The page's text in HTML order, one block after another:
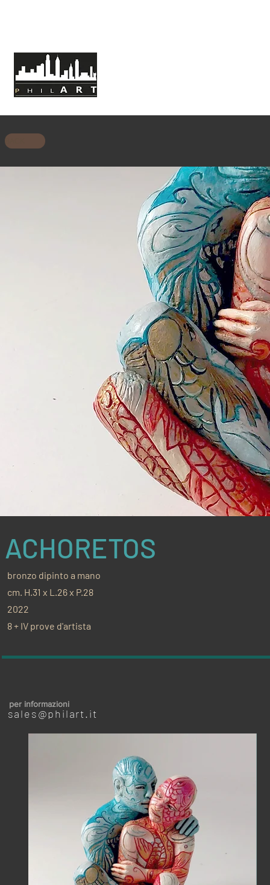
BACK
ACHORETOS
bronzo dipinto a mano
cm. H.31 x L.26 x P.28
2022
8 + IV prove d'artista
per informazioni
sales@philart.it